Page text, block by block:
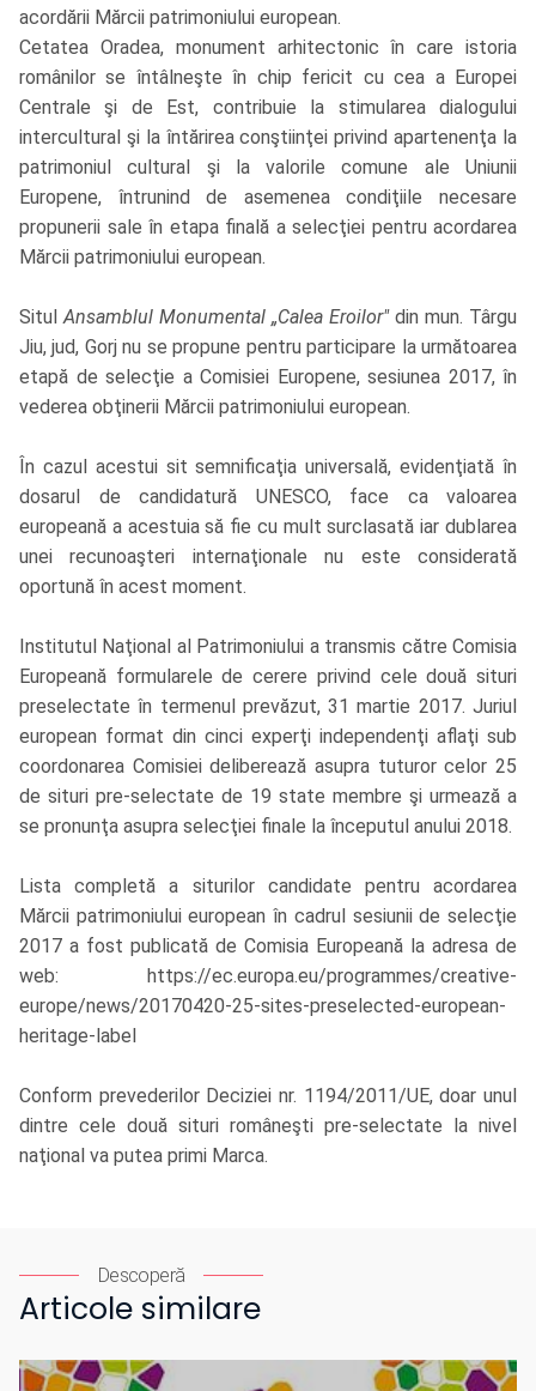
acordării Mărcii patrimoniului european.
Cetatea Oradea, monument arhitectonic în care istoria
românilor se întâlneşte în chip fericit cu cea a Europei
Centrale şi de Est, contribuie la stimularea dialogului
intercultural şi la întărirea conştiinţei privind apartenenţa la
patrimoniul cultural şi la valorile comune ale Uniunii
Europene, întrunind de asemenea condiţiile necesare
propunerii sale în etapa finală a selecţiei pentru acordarea
Mărcii patrimoniului european.
Situl Ansamblul Monumental „Calea Eroilor" din mun. Târgu
Jiu, jud, Gorj nu se propune pentru participare la următoarea
etapă de selecţie a Comisiei Europene, sesiunea 2017, în
vederea obţinerii Mărcii patrimoniului european.
În cazul acestui sit semnificaţia universală, evidenţiată în
dosarul de candidatură UNESCO, face ca valoarea
europeană a acestuia să fie cu mult surclasată iar dublarea
unei recunoaşteri internaţionale nu este considerată
oportună în acest moment.
Institutul Naţional al Patrimoniului a transmis către Comisia
Europeană formularele de cerere privind cele două situri
preselectate în termenul prevăzut, 31 martie 2017. Juriul
european format din cinci experţi independenţi aflaţi sub
coordonarea Comisiei deliberează asupra tuturor celor 25
de situri pre-selectate de 19 state membre şi urmează a
se pronunţa asupra selecţiei finale la începutul anului 2018.
Lista completă a siturilor candidate pentru acordarea
Mărcii patrimoniului european în cadrul sesiunii de selecţie
2017 a fost publicată de Comisia Europeană la adresa de
web: https://ec.europa.eu/programmes/creative-
europe/news/20170420-25-sites-preselected-european-
heritage-label
Conform prevederilor Deciziei nr. 1194/2011/UE, doar unul
dintre cele două situri româneşti pre-selectate la nivel
naţional va putea primi Marca.
Descoperă
Articole similare